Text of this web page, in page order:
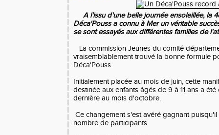
A l'issu d'une belle journée ensoleillée, la
Déca'Pouss a connu à Mer un véritable
se sont essayés aux différentes familles de
La commission Jeunes du comité
vraisemblablement trouvé la bonne formule
Déca'Pouss.
Initialement placée au mois de juin, cette
destinée aux enfants âgés de 9 à 11 ans a
dernière au mois d'octobre.
Ce changement s'est avéré gagnant
nombre de participants.